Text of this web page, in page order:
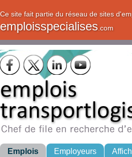
Ce site fait partie du réseau de sites
emploisspecialises.com
Emplois Employeurs